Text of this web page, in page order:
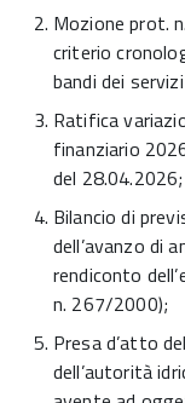
Mozione prot.
criterio
bandi dei
Ratifica
finanziario
del 28.04.2026;
Bilancio di
dell’avanzo di
rendiconto
n. 267/2000);
Presa d’atto
dell’autorità